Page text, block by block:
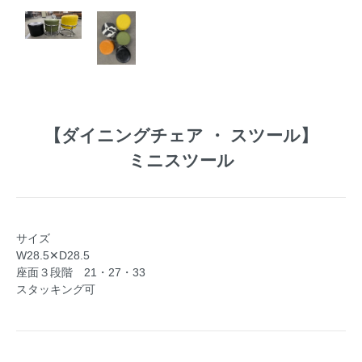
【 ダイニングチェア ・ スツール】
ミニスツール
サイズ
W28.5✕D28.5
座面３段階 21・27・33
スタッキング可